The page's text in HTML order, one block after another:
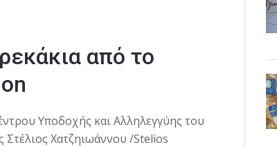
από το
Υποδοχής και Αλληλεγγύης του
Χατζηιωάννου /Stelios